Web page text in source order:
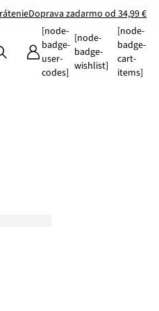
Doprava zadarmo od 34,99 €
[node-
badge-
user-
codes]
[node-
badge-
wishlist]
[node-
badge-
cart-
items]